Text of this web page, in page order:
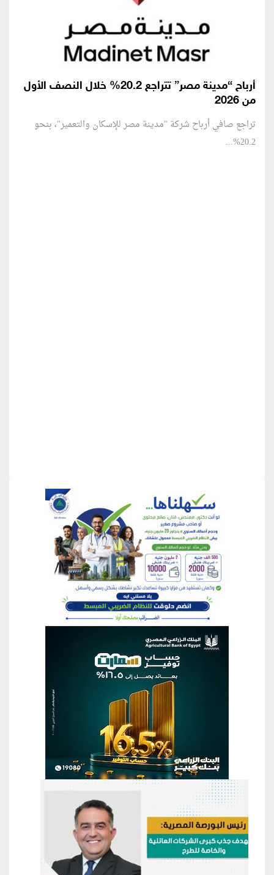
أرباح “مدينة مصر” تتراجع 20.2% خلال النصف الأول
من 2026
تراجع صافي أرباح شركة "مدينة مصر للإسكان والتعمير"، بنحو
20.2%...
منطقة إعلانية
منطقة إعلانية